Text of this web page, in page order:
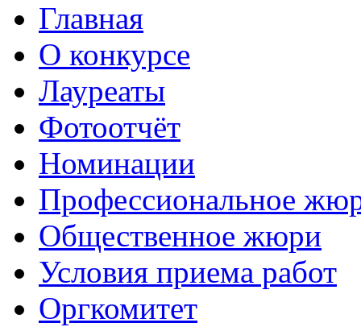
Главная
О конкурсе
Лауреаты
Фотоотчёт
Номинации
Профессиональное
Общественное жюри
Условия приема работ
Оргкомитет